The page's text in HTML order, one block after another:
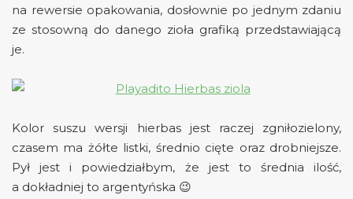
na rewersie opakowania, dosłownie po jednym zdaniu
ze stosowną do danego zioła grafiką przedstawiającą
je.
Kolor suszu wersji hierbas jest raczej zgniłozielony,
czasem ma żółte listki, średnio cięte oraz drobniejsze.
Pył jest i powiedziałbym, że jest to średnia ilość,
a dokładniej to argentyńska 😉